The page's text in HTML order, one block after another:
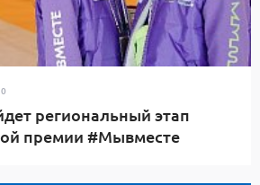
региональный этап
премии #Мывместе